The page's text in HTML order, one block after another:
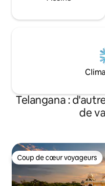
Telangana :
de
Coup de cœur voyageurs
Coup de cœur voyageurs